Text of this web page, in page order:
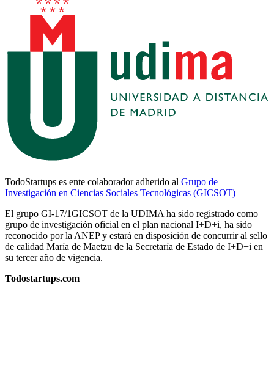
TodoStartups es ente colaborador adherido al Grupo de
Investigación en Ciencias Sociales Tecnológicas (GICSOT)
El grupo GI-17/1GICSOT de la UDIMA ha sido registrado como
grupo de investigación oficial en el plan nacional I+D+i, ha sido
reconocido por la ANEP y estará en disposición de concurrir al sello
de calidad María de Maetzu de la Secretaría de Estado de I+D+i en
su tercer año de vigencia.
Todostartups.com